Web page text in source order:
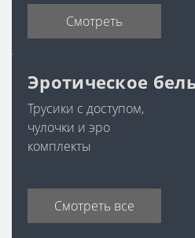
Смотреть
Эротическое
Трусики с доступом,
чулочки и эро
комплекты
Смотреть все